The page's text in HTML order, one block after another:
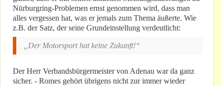
Nürburgring-Problemen ernst genommen wird, dass man
alles vergessen hat, was er jemals zum Thema äußerte. Wie
z.B. der Satz, der seine Grundeinstellung verdeutlicht:
„Der Motorsport hat keine Zukunft!“
Der Herr Verbandsbürgermeister von Adenau war da ganz
sicher. - Romes gehört übrigens nicht zur immer wieder